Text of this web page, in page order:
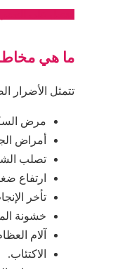
ما هي
تتمثل الأضرار
مرض
أمراض
تصلب
ارتفاع
تأخر
خشونة
آلام
الاكتئاب.